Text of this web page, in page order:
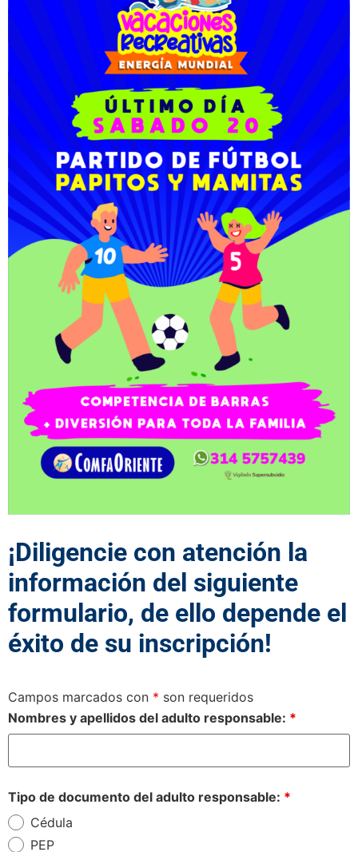
¡Diligencie con atención la
información del siguiente
formulario, de ello depende el
éxito de su inscripción!
Campos marcados con * son requeridos
Nombres y apellidos del adulto responsable: *
Tipo de documento del adulto responsable: *
Cédula
PEP